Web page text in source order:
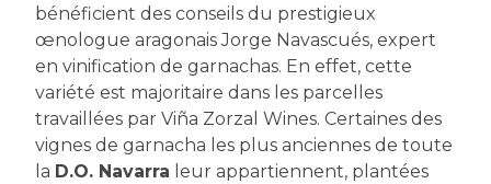
bénéficient des conseils du prestigieux
œnologue aragonais Jorge Navascués, expert
en vinification de garnachas. En effet, cette
variété est majoritaire dans les parcelles
travaillées par Viña Zorzal Wines. Certaines des
vignes de garnacha les plus anciennes de toute
la D.O. Navarra leur appartiennent, plantées